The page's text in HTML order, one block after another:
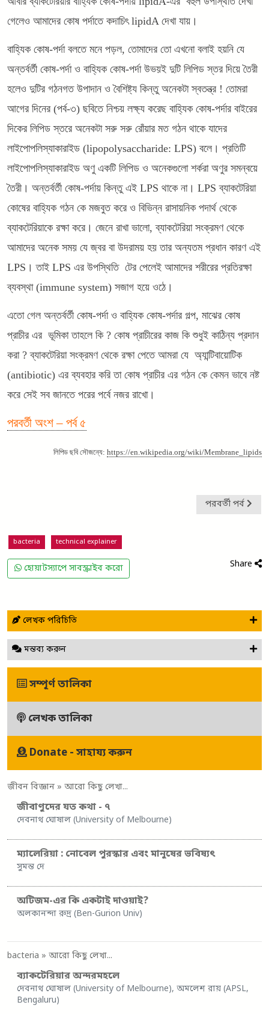
গেলেও আমাদের কোষ পর্দাতে কদাচিৎ lipidA দেখা যায়।
বাহ্যিক কোষ-পর্দা বলতে মনে পড়ল, তোমাদের তো এখনো বলাই হয়নি যে
অন্তর্বর্তী কোষ-পর্দা ও বাহ্যিক কোষ-পর্দা উভয়ই দুটি লিপিড স্তর দিয়ে তৈরী
হলেও দুটির গঠনগত উপাদান ও বৈশিষ্ট্য কিন্তু অনেকটা স্বতন্ত্র ! তোমরা
আগের দিনের (পর্ব-৩) ছবিতে নিশ্চয় লক্ষ্য করেছ বাহ্যিক কোষ-পর্দার বাইরের
দিকের লিপিড স্তরে অনেকটা সরু সরু রোঁয়ার মত গঠন থাকে যাদের
লাইপোপলিস্যাকারাইড (lipopolysaccharide: LPS) বলে। প্রতিটি
লাইপোপলিস্যাকারাইড অণু একটি লিপিড ও অনেকগুলো শর্করা অণুর সমন্বয়ে
তৈরী। অন্তর্বর্তী কোষ-পর্দায় কিন্তু এই LPS থাকে না। LPS ব্যাকটেরিয়া
কোষের বাহ্যিক গঠন কে মজবুত করে ও বিভিন্ন রাসায়নিক পদার্থ থেকে
ব্যাকটেরিয়াকে রক্ষা করে। জেনে রাখা ভালো, ব্যাকটেরিয়া সংক্রমণ থেকে
আমাদের অনেক সময় যে জ্বর বা উদরাময় হয় তার অন্যতম প্রধান কারণ এই
LPS। তাই LPS এর উপস্থিতি টের পেলেই আমাদের শরীরের প্রতিরক্ষা
ব্যবস্থা (immune system) সজাগ হয়ে ওঠে।
এতো গেল অন্তর্বর্তী কোষ-পর্দা ও বাহ্যিক কোষ-পর্দার গল্প, মাঝের কোষ
প্রাচীর এর ভূমিকা তাহলে কি ? কোষ প্রাচীরের কাজ কি শুধুই কাঠিন্য প্রদান
করা ? ব্যাকটেরিয়া সংক্রমণ থেকে রক্ষা পেতে আমরা যে অ্যান্টিবায়োটিক
(antibiotic) এর ব্যবহার করি তা কোষ প্রাচীর এর গঠন কে কেমন ভাবে নষ্ট
করে সেই সব জানতে পরের পর্বে নজর রাখো।
পরবর্তী অংশ – পর্ব ৫
লিপিড ছবি সৌজন্যে: https://en.wikipedia.org/wiki/Membrane_lipids
পরবর্তী পর্ব
bacteria technical explainer
হোয়াটস্যাপে সাবস্ক্রাইব করো Share
লেখক পরিচিতি
মন্তব্য করুন
সম্পূর্ণ তালিকা
লেখক তালিকা
Donate - সাহায্য করুন
জীবন বিজ্ঞান » আরো কিছু লেখা...
জীবাণুদের যত কথা - ৭
দেবনাথ ঘোষাল (University of Melbourne)
ম্যালেরিয়া : নোবেল পুরস্কার এবং মানুষের ভবিষ্যৎ
সুমন্ত দে
অটিজম-এর কি একটাই দাওয়াই?
অলকানন্দা রুদ্র (Ben-Gurion Univ)
bacteria » আরো কিছু লেখা...
ব্যাকটেরিয়ার অন্দরমহলে
দেবনাথ ঘোষাল (University of Melbourne), অমলেশ রায় (APSL,
Bengaluru)